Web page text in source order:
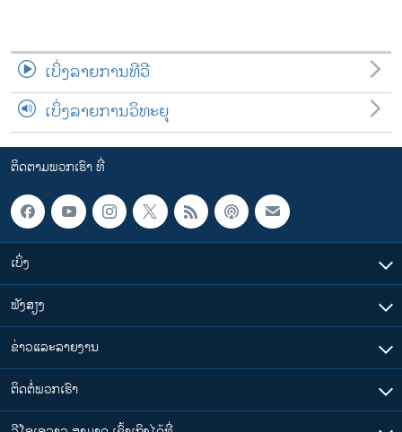
ເບິ່ງລາຍການທີວີ
ເບິ່ງລາຍການວິທະຍຸ
ຕິດຕາມພວກເຮົາ ທີ່
ເບິ່ງ
ຟັງສຽງ
ຂ່າວແລະລາຍງານ
ຕິດຕໍ່ພວກເຮົາ